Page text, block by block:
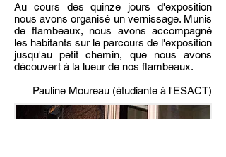
Au cours des quinze jours d'exposition
nous avons organisé un vernissage. Munis
de flambeaux, nous avons accompagné
les habitants sur le parcours de l'exposition
jusqu'au petit chemin, que nous avons
découvert à la lueur de nos flambeaux.
Pauline Moureau (étudiante à l'ESACT)